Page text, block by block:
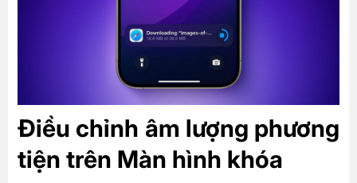
Điều chỉnh âm lượng phương
tiện trên Màn hình khóa